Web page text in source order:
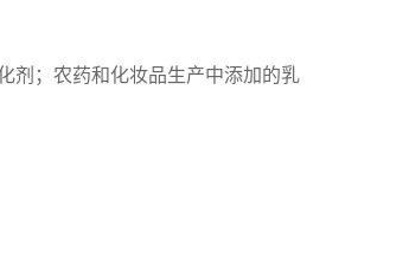
剂；农药和化妆品生产中添加的乳